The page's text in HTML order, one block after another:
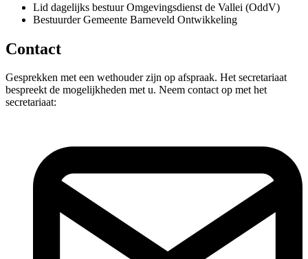
Lid dagelijks bestuur Omgevingsdienst de Vallei (OddV)
Bestuurder Gemeente Barneveld Ontwikkeling
Contact
Gesprekken met een wethouder zijn op afspraak. Het secretariaat
bespreekt de mogelijkheden met u. Neem contact op met het
secretariaat: